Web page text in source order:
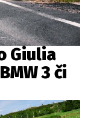
Giulia
3 či